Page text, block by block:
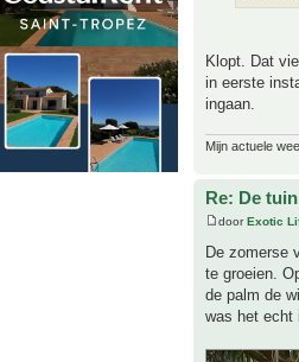
Klopt. Dat
in eerste
ingaan.
Mijn actuele
Re: De
doorExotic
De zomerse
te groeien.
de palm de
was het echt